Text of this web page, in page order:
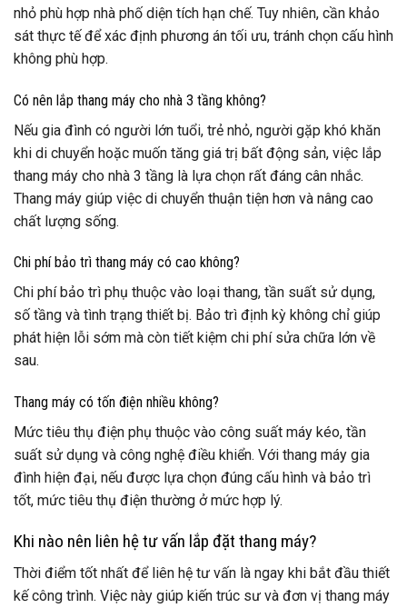
nhỏ phù hợp nhà phố diện tích hạn chế. Tuy nhiên, cần khảo
sát thực tế để xác định phương án tối ưu, tránh chọn cấu hình
không phù hợp.
Có nên lắp thang máy cho nhà 3 tầng không?
Nếu gia đình có người lớn tuổi, trẻ nhỏ, người gặp khó khăn
khi di chuyển hoặc muốn tăng giá trị bất động sản, việc lắp
thang máy cho nhà 3 tầng là lựa chọn rất đáng cân nhắc.
Thang máy giúp việc di chuyển thuận tiện hơn và nâng cao
chất lượng sống.
Chi phí bảo trì thang máy có cao không?
Chi phí bảo trì phụ thuộc vào loại thang, tần suất sử dụng,
số tầng và tình trạng thiết bị. Bảo trì định kỳ không chỉ giúp
phát hiện lỗi sớm mà còn tiết kiệm chi phí sửa chữa lớn về
sau.
Thang máy có tốn điện nhiều không?
Mức tiêu thụ điện phụ thuộc vào công suất máy kéo, tần
suất sử dụng và công nghệ điều khiển. Với thang máy gia
đình hiện đại, nếu được lựa chọn đúng cấu hình và bảo trì
tốt, mức tiêu thụ điện thường ở mức hợp lý.
Khi nào nên liên hệ tư vấn lắp đặt thang máy?
Thời điểm tốt nhất để liên hệ tư vấn là ngay khi bắt đầu thiết
kế công trình. Việc này giúp kiến trúc sư và đơn vị thang máy